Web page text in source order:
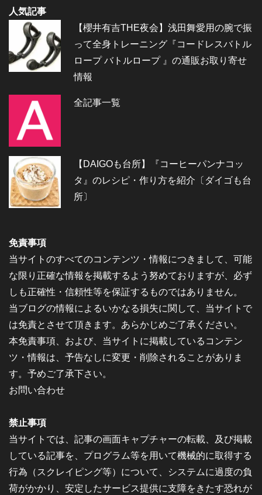
人気記事
【櫻井有吉THE夜会】浅田舞愛用の腕で振
って全身トレーニング『コードレスバトル
ロープ バトルロープ 』の通販お取り寄せ
情報
全記事一覧
【DAIGOも台所】『コーヒーパンナコッ
タ』のレシピ・作り方を紹介〔ダイゴも台
所〕
免責事項
当サイトのすべてのコンテンツ・情報につきまして、可能
な限り正確な情報を掲載するよう努めておりますが、必ず
しも正確性・信頼性等を保証するものではありません。
当ブログの情報によるいかなる損失に関して、当サイトで
は免責とさせて頂きます。あらかじめご了承ください。
本免責事項、および、当サイトに掲載しているコンテン
ツ・情報は、予告なしに変更・削除されることがありま
す。予めご了承下さい。
お問い合わせ
禁止事項
当サイトでは、記事の画面キャプチャーの転載、及び掲載
している記事を、プログラム等を用いて機械的に取得する
行為（スクレイピング等）について、システムに過度の負
荷がかかり、安定したサービス提供に支障をきたす恐れが